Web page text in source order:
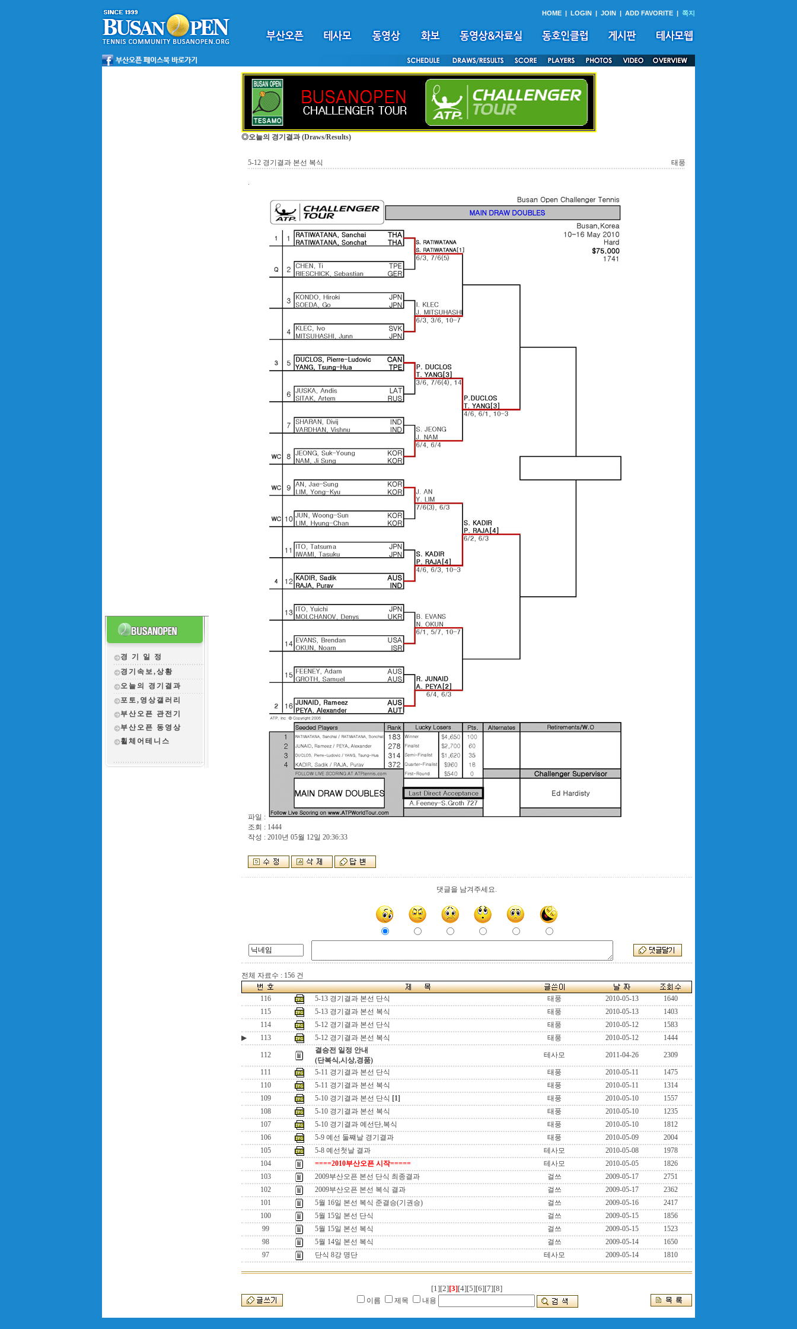
HOME | LOGIN | JOIN | ADD FAVORITE | 쪽지
경 기 일 정
경기속보,상황
오늘의 경기결과
포토,영상갤러리
부산오픈 관전 기
부산오픈 동영상
휠체어테니스
◎오늘의 경기결과 (Draws/Results)
5-12 경기결과 본선 복식 태풍
.
파일 :
조회 : 1444
작성 : 2010년 05월 12일 20:36:33
댓글을 남겨주세요.
전체 자료수 : 156 건
116 5-13 경기결과 본선 단식 태풍 2010-05-13
1640
115
5-13 경기결과 본선 복식 태풍 2010-05-13
1403
114
5-12 경기결과 본선 단식 태풍 2010-05-12
1583
▶
113 5-12 경기결과 본선 복식 태풍 2010-05-12 1444
112
결승전 일정 안내
(단복식,시상,경품)
테사모 2011-04-26 2309
111 5-11 경기결과 본선 단식 태풍 2010-05-11
1475
110
5-11 경기결과 본선 복식 태풍 2010-05-11
1314
109
5-10 경기결과 본선 단식 [1] 태풍 2010-05-10
1557
108
5-10 경기결과 본선 복식 태풍 2010-05-10
1235
107
5-10 경기결과 예선단,복식 태풍 2010-05-10
1812
106
5-9 예선 둘쨰날 경기결과 태풍 2010-05-09
2004
105
5-8 예선첫날 결과 테사모 2010-05-08
1978
104
====2010부산오픈 시작===== 테사모 2010-05-05
1826
103
2009부산오픈 본선 단식 최종결과 걸쓰 2009-05-17
2751
102
2009부산오픈 본선 복식 결과 걸쓰 2009-05-17
2362
101
5월 16일 본선 복식 준결승(기권승) 걸쓰 2009-05-16
2417
100
5월 15일 본선 단식 걸쓰 2009-05-15
1856
99
5월 15일 본선 복식 걸쓰 2009-05-15
1523
98
5월 14일 본선 복식 걸쓰 2009-05-14
1650
97
단식 8강 명단 테사모 2009-05-14 1810
[1][2][3][4][5][6][7][8]
이름 제목 내용